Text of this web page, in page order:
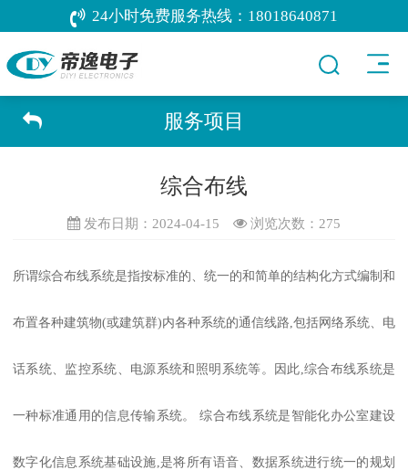
24小时免费服务热线： 18018640871
服务项目
综合布线
发布日期：2024-04-15 浏览次数： 275
所谓综合布线系统是指按标准的、统一的和简单的结构化方式编制和
布置各种建筑物(或建筑群)内各种系统的通信线路,包括网络系统、电
话系统、监控系统、电源系统和照明系统等。因此,综合布线系统是
一种标准通用的信息传输系统。 综合布线系统是智能化办公室建设
数字化信息系统基础设施,是将所有语音、数据系统进行统一的规划